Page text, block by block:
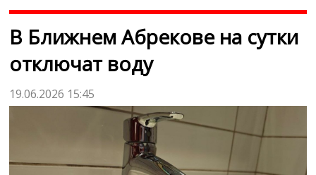
В Ближнем Абрекове на сутки
отключат воду
19.06.2026 15:45